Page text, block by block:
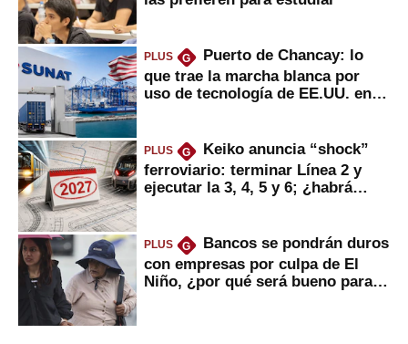
PLUS G
Puerto de Chancay: lo
que trae la marcha blanca por
uso de tecnología de EE.UU. en
PLUS G
Keiko anuncia “shock”
ferroviario: terminar Línea 2 y
ejecutar la 3, 4, 5 y 6; ¿habrá
PLUS G
Bancos se pondrán duros
con empresas por culpa de El
Niño, ¿por qué será bueno para